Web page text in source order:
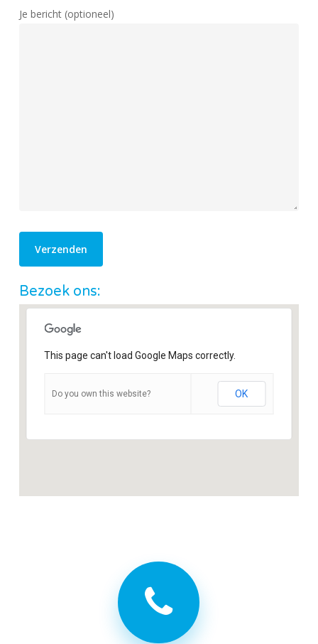
Je bericht (optioneel)
Bezoek ons:
This page can't load Google Maps correctly.
Do you own this website? OK